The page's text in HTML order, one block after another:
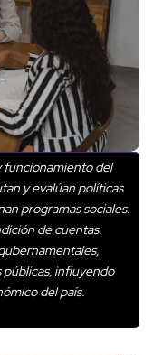
funcionamiento del
y evalúan políticas
programas sociales.
de cuentas.
influyendo
del país.